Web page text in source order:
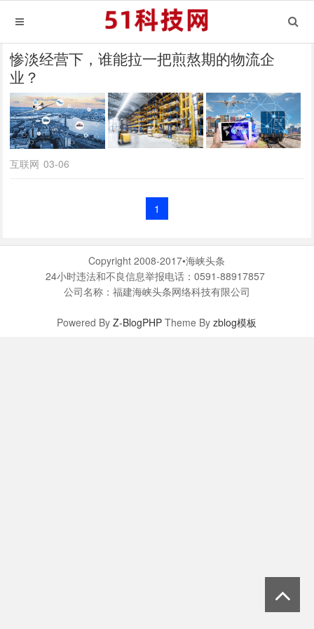
惨淡经营下，谁能拉一把煎熬期的物流企
业？
互联网 03-06
1
Copyright 2008-2017•海峡头条
24小时违法和不良信息举报电话：0591-88917857
公司名称：福建海峡头条网络科技有限公司
Powered ByZ-BlogPHP Theme Byzblog模板